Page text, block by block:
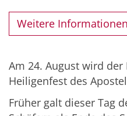
Weitere
Am 24. August wird
Heiligenfest des
Früher galt dieser Tag